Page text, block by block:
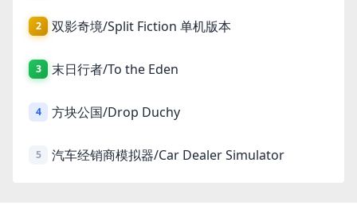
2 双影奇境/Split Fiction 单机版本
3 末日行者/To the Eden
4 方块公国/Drop Duchy
5 汽车经销商模拟器/Car Dealer Simulator